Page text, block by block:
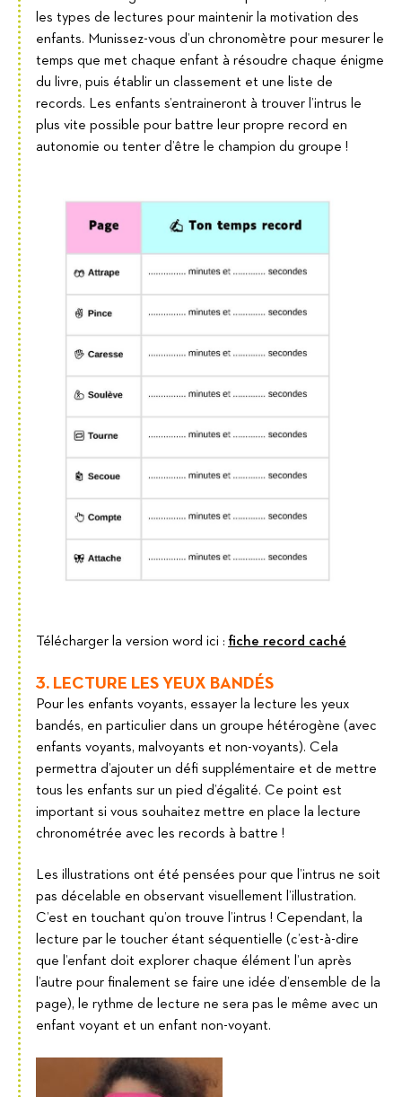
les types de lectures pour maintenir la motivation des
enfants. Munissez-vous d’un chronomètre pour mesurer le
temps que met chaque enfant à résoudre chaque énigme
du livre, puis établir un classement et une liste de
records. Les enfants s’entraineront à trouver l’intrus le
plus vite possible pour battre leur propre record en
autonomie ou tenter d’être le champion du groupe !
Télécharger la version word ici : fiche record caché
3. LECTURE LES YEUX BANDÉS
Pour les enfants voyants, essayer la lecture les yeux
bandés, en particulier dans un groupe hétérogène (avec
enfants voyants, malvoyants et non-voyants). Cela
permettra d’ajouter un défi supplémentaire et de mettre
tous les enfants sur un pied d’égalité. Ce point est
important si vous souhaitez mettre en place la lecture
chronométrée avec les records à battre !
Les illustrations ont été pensées pour que l’intrus ne soit
pas décelable en observant visuellement l’illustration.
C’est en touchant qu’on trouve l’intrus ! Cependant, la
lecture par le toucher étant séquentielle (c’est-à-dire
que l’enfant doit explorer chaque élément l’un après
l’autre pour finalement se faire une idée d’ensemble de la
page), le rythme de lecture ne sera pas le même avec un
enfant voyant et un enfant non-voyant.